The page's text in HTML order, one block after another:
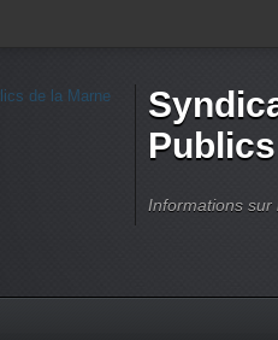
Informations sur